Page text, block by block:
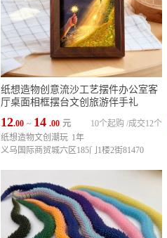
纸想造物创意流沙工艺摆件办公室客
厅桌面相框摆台文创旅游伴手礼
12.00 ~ 14 .00 元 成交12个
10个起购 /
纸想造物文创潮玩 1年
义乌国际商贸城六区185门1楼2街81470